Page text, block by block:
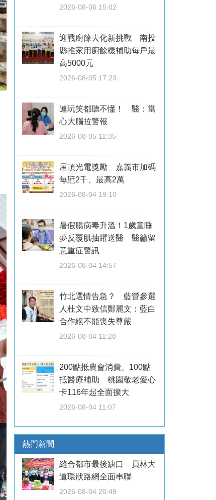
2026-08-06 15:02
迎戰廚餘去化新挑戰 南投
縣推家用廚餘機補助每戶最
高5000元
2026-08-05 17:23
連玩笑都聽不懂！ 醫：當
心大腦拉警報
2026-08-05 11:35
屋頂光電獎勵 嘉義市加碼
每瓩2千、最高2萬
2026-08-04 19:10
暑假腸病毒升溫！1歲童睡
夢反覆肌抽躍送醫 醫籲留
意重症警訊
2026-08-04 14:57
竹北選情告急？ 藍營參選
人杜文中致信鄭麗文：藍白
合作絕不能喪失尊嚴
2026-08-04 11:28
200點抵農會消費、100點
抵醫療補助 桃園敬老愛心
卡116年起全面擴大
2026-08-04 11:07
熱門新聞
縫合都市最後缺口 員林大
道環狀路網全面串聯
2026-08-04 20:49